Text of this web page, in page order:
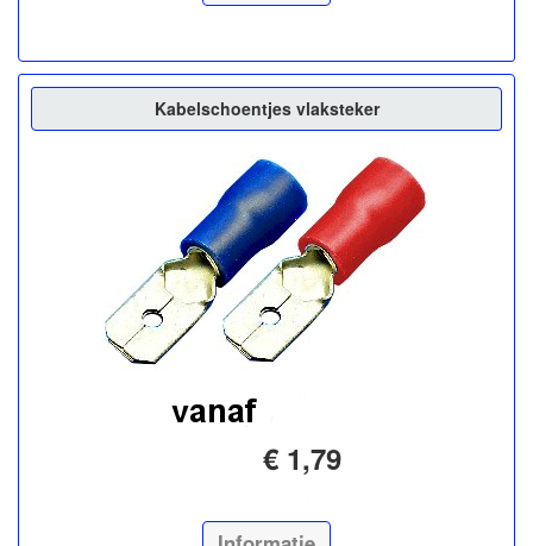
Kabelschoentjes vlaksteker
€ 1,79